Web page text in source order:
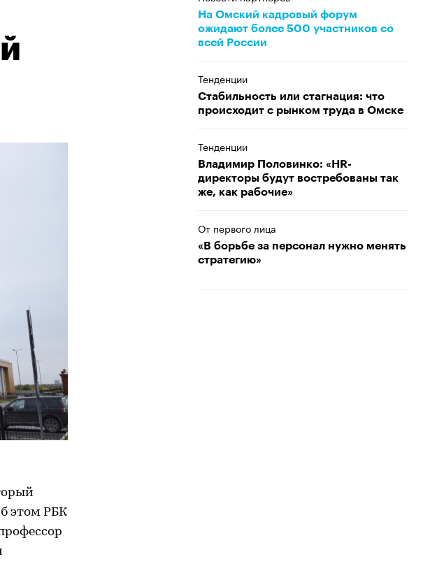
этом РБК
На Омский кадровый форум
ожидают более 500 участников со
всей России
Тенденции
Стабильность или стагнация: что
происходит с рынком труда в Омске
Тенденции
Владимир Половинко: «HR-
директоры будут востребованы так
же, как рабочие»
От первого лица
«В борьбе за персонал нужно менять
стратегию»